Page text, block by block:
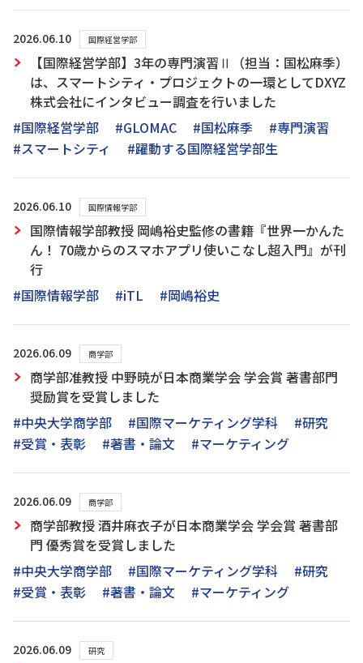
2026.06.10 国際経営学部
【国際経営学部】3年の専門演習Ⅱ（担当：国松麻季）
は、スマートシティ・プロジェクトの一環としてDXYZ
株式会社にインタビュー調査を行いました
#国際経営学部
#GLOMAC #国松麻季
#専門演習
#スマートシティ
#躍動する国際経営学部生
2026.06.10 国際情報学部
国際情報学部教授 岡嶋裕史監修の書籍『世界一かんた
ん！ 70歳からのスマホアプリ使いこなし超入門』が刊
行
#国際情報学部
#iTL #岡嶋裕史
2026.06.09 商学部
商学部准教授 中野暁が日本商業学会 学会賞 著書部門
奨励賞を受賞しました
#中央大学商学部
#国際マーケティング学科
#研究
#受賞・表彰
#著書・論文 #マーケティング
2026.06.09 商学部
商学部教授 酒井麻衣子が日本商業学会 学会賞 著書部
門 優秀賞を受賞しました
#中央大学商学部
#国際マーケティング学科
#研究
#受賞・表彰
#著書・論文 #マーケティング
2026.06.09 研究